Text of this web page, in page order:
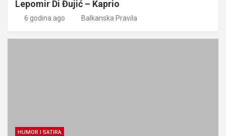
Lepomir Di Đujić – Kaprio
6 godina ago Balkanska Pravila
HUMOR I SATIRA